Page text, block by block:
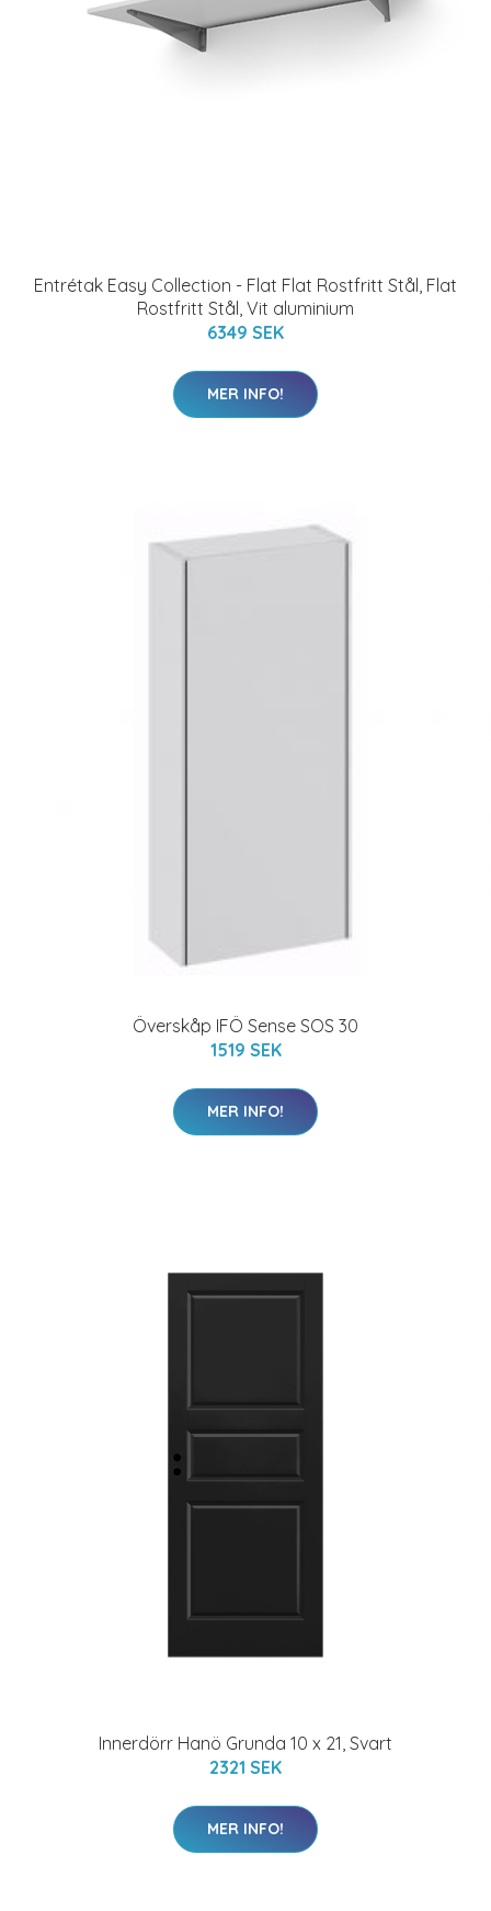
Entrétak Easy Collection - Flat Flat Rostfritt Stål, Flat
Rostfritt Stål, Vit aluminium
6349 SEK
MER INFO!
Överskåp IFÖ Sense SOS 30
1519 SEK
MER INFO!
Innerdörr Hanö Grunda 10 x 21, Svart
2321 SEK
MER INFO!